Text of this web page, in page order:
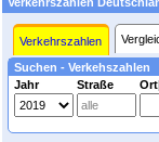
Verkehrszahlen
Suchen - Verkehszahlen
Jahr
Straße